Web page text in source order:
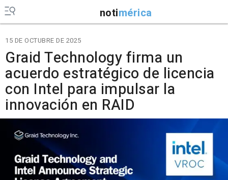
notimérica
15 DE OCTUBRE DE 2025
Graid Technology firma un
acuerdo estratégico de licencia
con Intel para impulsar la
innovación en RAID